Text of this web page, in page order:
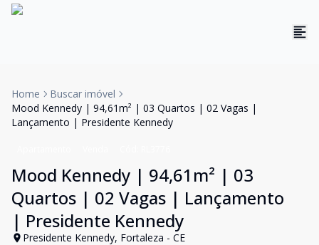
Home
Buscar imóvel
Mood Kennedy | 94,61m² | 03 Quartos | 02 Vagas |
Lançamento | Presidente Kennedy
Mood Kennedy | 94,61m² | 03
Quartos | 02 Vagas | Lançamento
| Presidente Kennedy
Presidente Kennedy, Fortaleza - CE